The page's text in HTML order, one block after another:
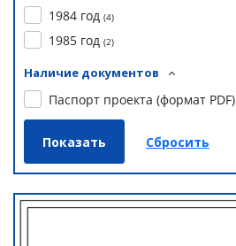
1984 год (4)
1985 год (2)
Наличие документов
Паспорт проекта (формат PDF)